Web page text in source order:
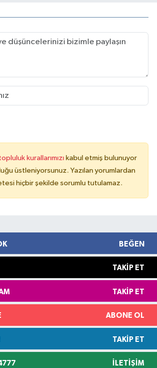
kurallarımızı kabul etmiş bulunuyor
üstleniyorsunuz. Yazılan yorumlardan
hiçbir şekilde sorumlu tutulamaz.
BEĞEN
TAKIP ET
TAKIP ET
ABONE OL
TAKIP ET
İLETIŞIM